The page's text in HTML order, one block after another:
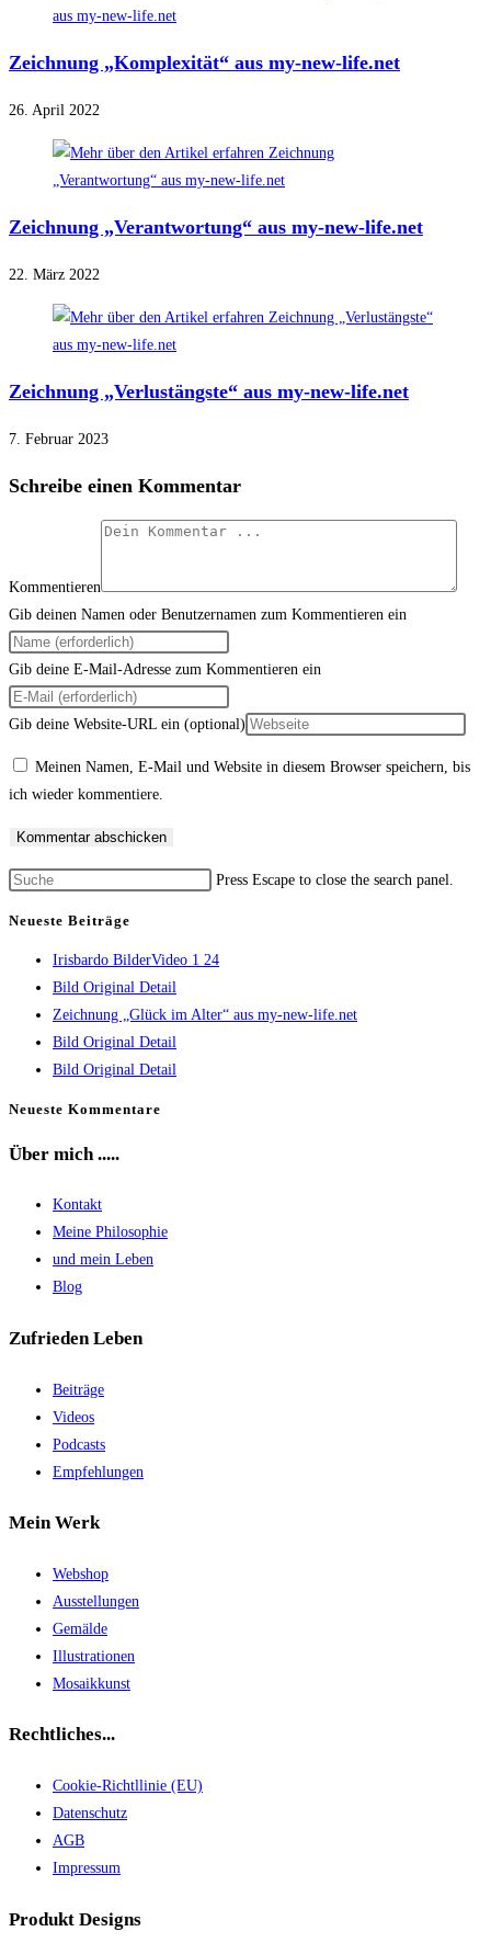
Zeichnung „Komplexität“ aus my-new-life.net
26. April 2022
Zeichnung „Verantwortung“ aus my-new-life.net
22. März 2022
Zeichnung „Verlustängste“ aus my-new-life.net
7. Februar 2023
Schreibe einen Kommentar
Kommentieren
Gib deinen Namen oder Benutzernamen zum Kommentieren ein
Gib deine E-Mail-Adresse zum Kommentieren ein
Gib deine Website-URL ein (optional)
Meinen Namen, E-Mail und Website in diesem Browser speichern, bis
ich wieder kommentiere.
Press Escape to close the search panel.
Neueste Beiträge
Irisbardo BilderVideo 1 24
Bild Original Detail
Zeichnung „Glück im Alter“ aus my-new-life.net
Bild Original Detail
Bild Original Detail
Neueste Kommentare
Über mich .....
Kontakt
Meine Philosophie
und mein Leben
Blog
Zufrieden Leben
Beiträge
Videos
Podcasts
Empfehlungen
Mein Werk
Webshop
Ausstellungen
Gemälde
Illustrationen
Mosaikkunst
Rechtliches...
Cookie-Richtllinie (EU)
Datenschutz
AGB
Impressum
Produkt Designs